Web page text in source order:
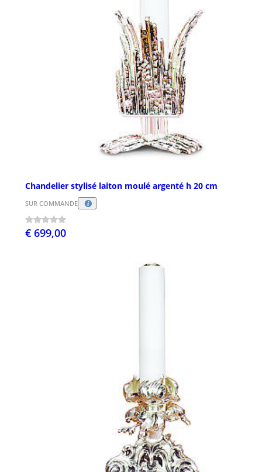
Chandelier stylisé laiton moulé argenté h 20 cm
SUR COMMANDE
€ 699,00